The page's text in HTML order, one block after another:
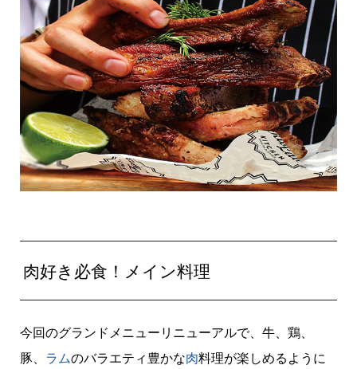
肉好き必食！メイン料理
今回のグランドメニューリニューアルで、牛、鶏、
豚、 ラムのバラエティ豊かな肉料理が楽しめるように